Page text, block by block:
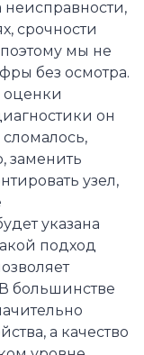
неисправности,
срочности
мы не
без осмотра.
оценки
он
заменить
узел,
указана
подход
большинстве
а качество